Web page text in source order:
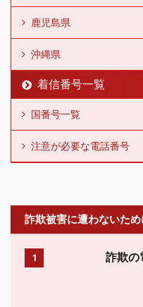
鹿児島県
沖縄県
着信番号一覧
国番号一覧
注意が必要な電話番号
詐欺被害に遭わないた
1 詐欺の